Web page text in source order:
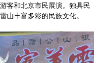
客和北京市民展演。独具民
山丰富多彩的民族文化。